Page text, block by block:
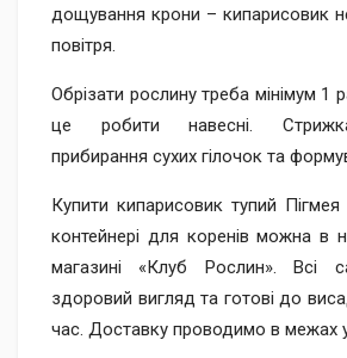
дощування крони – кипарисовик
повітря.
Обрізати рослину треба мінімум 1
це робити навесні.
прибирання сухих гілочок та
Купити кипарисовик тупий
контейнері для коренів можна в
магазині «Клуб Рослин». Всі
здоровий вигляд та готові до
час. Доставку проводимо в межах